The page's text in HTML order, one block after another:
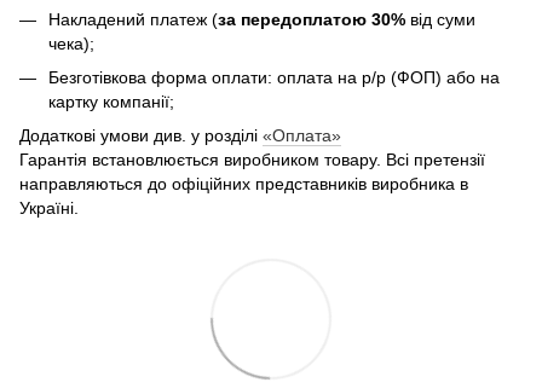
Накладений платеж (за передоплатою 30% від суми
чека);
Безготівкова форма оплати: оплата на р/р (ФОП) або на
картку компанії;
Додаткові умови див. у розділі «Оплата»
Гарантія встановлюється виробником товару. Всі претензії
направляються до офіційних представників виробника в
Україні.